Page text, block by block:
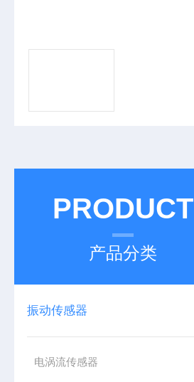
PRODUCT
产品分类
振动传感器
电涡流传感器